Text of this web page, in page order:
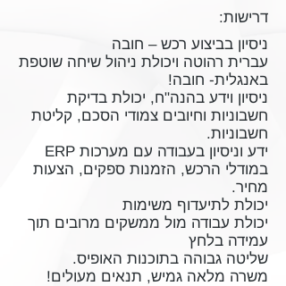
דרישות:
ניסיון בביצוע רכש – חובה
עברית רהוטה ויכולת ניהול שיחה שוטפת
באנגלית- חובה!
ניסיון וידע בהנה"ח, יכולת בדיקת
חשבוניות וחיובים צמודי הסכם, קליטת
חשבוניות.
ידע וניסיון בעבודה עם מערכות ERP
במודלי הרכש, הזמנות ספקים, הצעות
מחיר.
יכולת לתיעדוף משימות
יכולת עבודה מול ממשקים מרובים תוך
עמידה בלחץ
שליטה גבוהה בתוכנות האופיס.
משרה מלאה גמיש, תנאים מעולים!